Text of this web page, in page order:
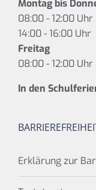
Montag bis
08:00 - 12:00 Uhr
14:00 - 16:00 Uhr
Freitag
08:00 - 12:00 Uhr
In den
Erklärung zur